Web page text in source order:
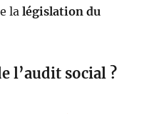
la législation du
l’audit social ?